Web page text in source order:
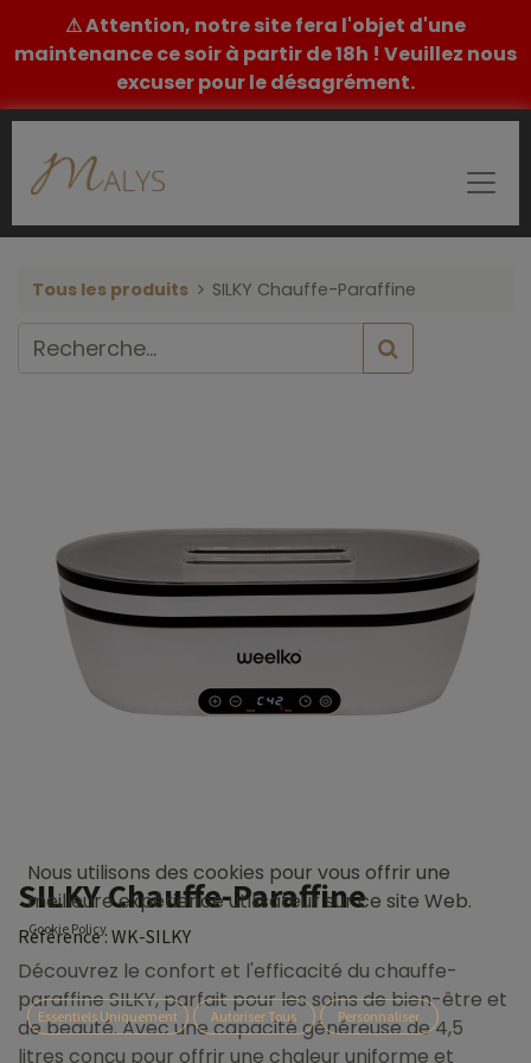
⚠ Attention, notre site fera l'objet d'une
maintenance ce soir à partir de 18h ! Veuillez nous
excuser pour le désagrément.
Tous les produits SILKY Chauffe-Paraffine
SILKY Chauffe-Paraffine
Référence : WK-SILKY
Découvrez le confort et l'efficacité du chauffe-
paraffine SILKY, parfait pour les soins de bien-être et
de beauté. Avec une capacité généreuse de 4,5
litres conçu pour offrir une chaleur uniforme et
Nous utilisons des cookies pour vous offrir une
meilleure expérience utilisateur sur ce site Web.
Cookie Policy
Essentiels Uniquement Autoriser Tous Personnaliser